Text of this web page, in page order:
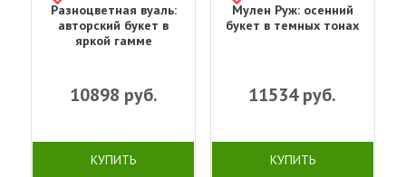
Разноцветная вуаль:
авторский букет в
яркой гамме
10898 руб.
КУПИТЬ
Мулен Руж: осенний
букет в темных тонах
11534руб.
КУПИТЬ